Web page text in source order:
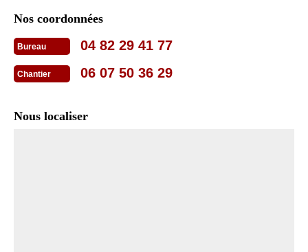
Nos coordonnées
Bureau 04 82 29 41 77
Chantier 06 07 50 36 29
Nous localiser